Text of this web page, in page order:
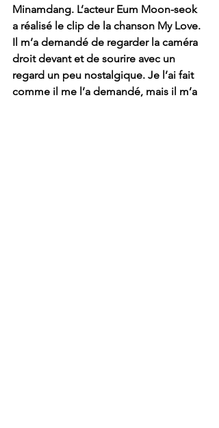
Minamdang. L’acteur Eum Moon-seok
a réalisé le clip de la chanson My Love.
Il m’a demandé de regarder la caméra
droit devant et de sourire avec un
regard un peu nostalgique. Je l’ai fait
comme il me l’a demandé, mais il m’a